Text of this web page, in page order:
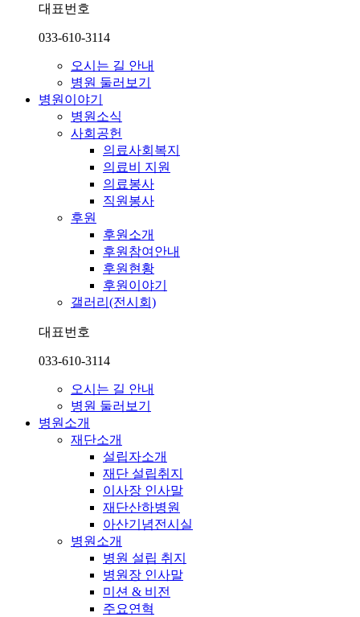
대표번호
033-610-3114
오시는 길 안내
병원 둘러보기
병원이야기
병원소식
사회공헌
의료사회복지
의료비 지원
의료봉사
직원봉사
후원
후원소개
후원참여안내
후원현황
후원이야기
갤러리(전시회)
대표번호
033-610-3114
오시는 길 안내
병원 둘러보기
병원소개
재단소개
설립자소개
재단 설립취지
이사장 인사말
재단산하병원
아산기념전시실
병원소개
병원 설립 취지
병원장 인사말
미션 & 비전
주요연혁